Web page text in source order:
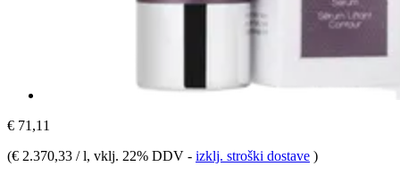
€ 71,11
(€ 2.370,33 / l, vklj. 22% DDV - izklj. stroški dostave )